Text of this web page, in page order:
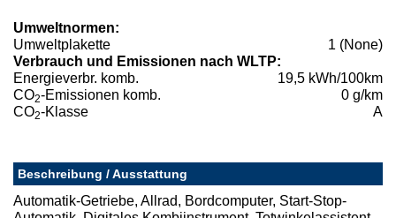
Umweltnormen:
Umweltplakette
1 (None)
Verbrauch und Emissionen nach WLTP:
Energieverbr. komb.
19,5 kWh/100km
CO2-Emissionen komb.
0 g/km
CO2-Klasse A
Beschreibung / Ausstattung
Automatik-Getriebe, Allrad, Bordcomputer, Start-Stop-